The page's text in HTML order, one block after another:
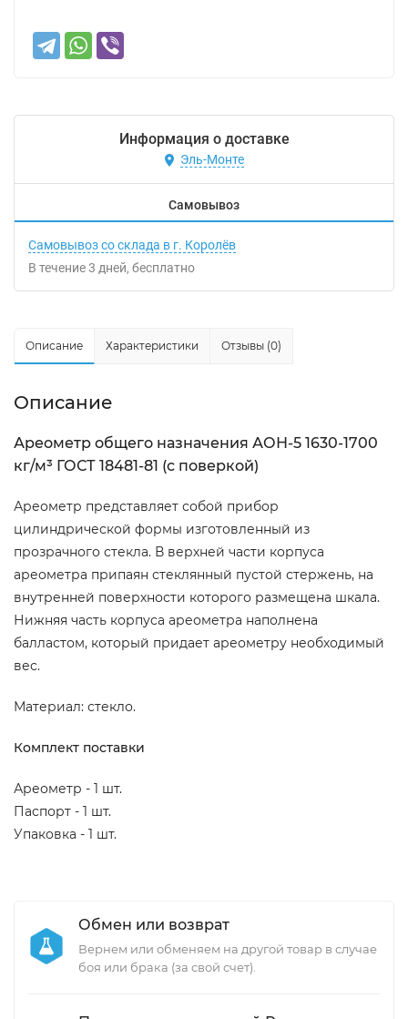
Информация о доставке
Эль-Монте
Самовывоз
Самовывоз со склада в г. Королёв
В течение3 дней Бесплатно
Описание Характеристики Отзывы (0)
Описание
Ареометр общего назначения АОН-5 1630-1700
кг/м³ ГОСТ 18481-81 (с поверкой)
Ареометр представляет собой прибор
цилиндрической формы изготовленный из
прозрачного стекла. В верхней части корпуса
ареометра припаян стеклянный пустой стержень, на
внутренней поверхности которого размещена шкала.
Нижняя часть корпуса ареометра наполнена
балластом, который придает ареометру необходимый
вес.
Материал: стекло.
Комплект поставки
Ареометр - 1 шт.
Паспорт - 1 шт.
Упаковка - 1 шт.
Обмен или возврат
Вернем или обменяем на другой товар в случае
боя или брака (за свой счет).